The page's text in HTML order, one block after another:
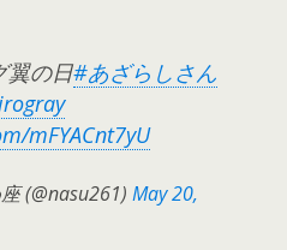
翼の日#あざらしさん
mFYACnt7yU
(@nasu261) May 20,